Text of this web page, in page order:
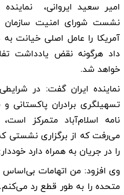
امیر سعید ایروانی، نماینده
نشست شورای امنیت سازمان
آمریکا را عامل اصلی خیانت
داد هرگونه نقض یادداشت
خواهد شد.
نماینده ایران گفت: در
تسهیلگری برادران پاکستانی
نامه اسلام‌آباد متمرکز
می‌رفت که از برگزاری نشستی
را در جریان به همراه دارد
وی افزود: من اتهامات
متحده را به طور قطع رد می‌کنم.